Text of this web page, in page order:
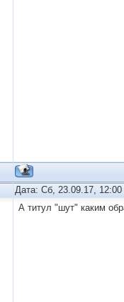
Дата: Сб, 23.09.17,
А титул "шут" каким